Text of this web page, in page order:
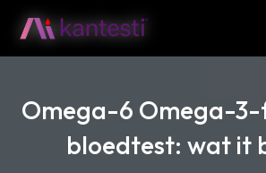
Omega-6 Omega-
bloedtest: wat it